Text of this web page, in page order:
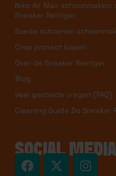
Nike Air Max
Sneaker Reiniger
Suede schoenen
Crep protect kopen
Over de Sneaker Reiniger
Blog
Veel gestelde vragen (FAQ)
Cleaning Guide De Sneaker
SOCIAL MEDIA